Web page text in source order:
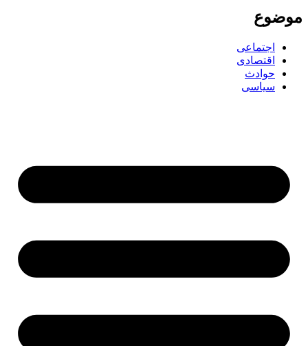
اجتماعی
اقتصادی
حوادث
سیاسی